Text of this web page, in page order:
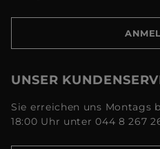
UNSER
Sie erreichen uns Montags
18:00 Uhr unter 044 8 267